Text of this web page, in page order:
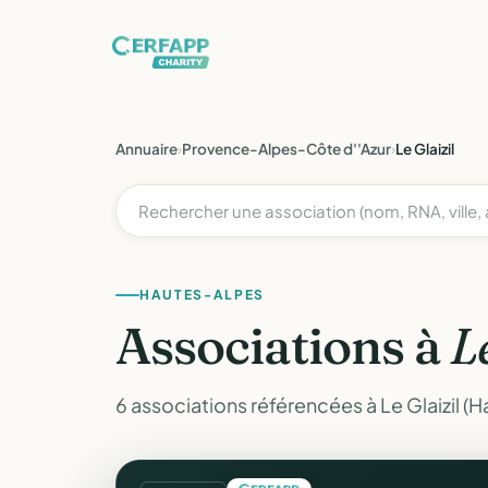
Annuaire›Provence-Alpes-Côte d''Azur›Le Glaizil
HAUTES-ALPES
Associations à
6 associations référencées à Le Glaizil